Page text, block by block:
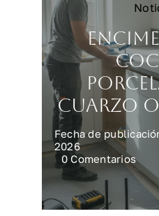
cuarzo
Fecha de
2026
0 Comentarioson
de